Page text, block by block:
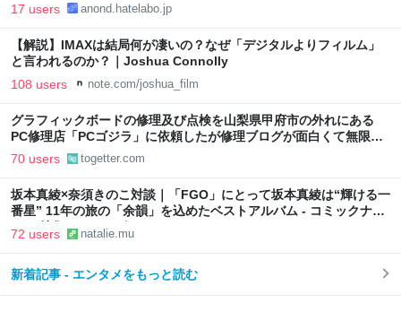
17 users anond.hatelabo.jp
【解説】IMAXは結局何が凄いの？なぜ「デジタルよりフィルム」
と言われるのか？｜Joshua Connolly
108 users note.com/joshua_film
グラフィックボードの修理及び点検を山梨県甲府市の外れにある
PC修理店「PCゴジラ」に依頼したが修理ブログが面白くて無限に
読めてしまう
70 users togetter.com
坂本真綾×奈須きのこ対談｜「FGO」にとって坂本真綾は“輝ける一
番星” 11年の旅の「余韻」を込めたベストアルバム - コミックナタ
リー 特集・インタビュー
72 users natalie.mu
新着記事 - エンタメをもっと読む